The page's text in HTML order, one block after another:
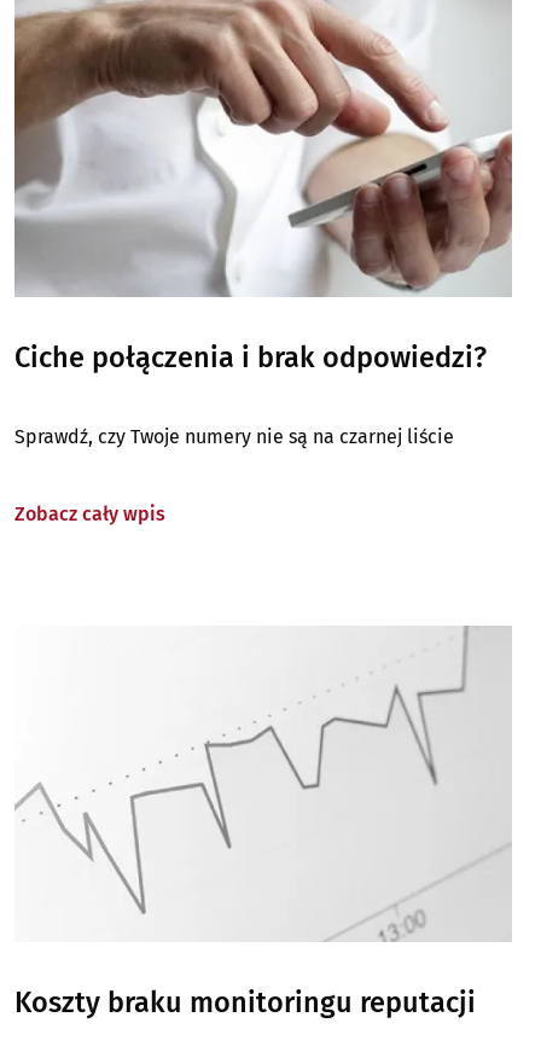
Ciche połączenia i brak odpowiedzi?
Sprawdź, czy Twoje numery nie są na czarnej liście
Zobacz cały wpis
Koszty braku monitoringu reputacji